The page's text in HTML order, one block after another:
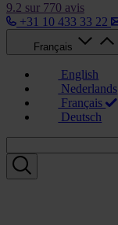
9.2 sur 770 avis
+31 10 433 33 22
Français
English
Nederlands
Français
Deutsch